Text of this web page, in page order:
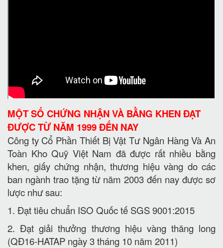
MỘT SỐ CHỨNG NHẬN VÀ BẰNG KHEN ĐẠT
ĐƯỢC TỪ NĂM 1999 ĐẾN NAY
Công ty Cổ Phần Thiết Bị Vật Tư Ngân Hàng Và An
Toàn Kho Quỹ Việt Nam đã được rất nhiều bằng
khen, giấy chứng nhận, thương hiệu vàng do các
ban ngành trao tặng từ năm 2003 đến nay được sơ
lược như sau:
1. Đạt tiêu chuẩn ISO Quốc tế SGS 9001:2015
2. Đạt giải thưởng thương hiệu vàng thăng long
(QĐ16-HATAP ngày 3 tháng 10 năm 2011)